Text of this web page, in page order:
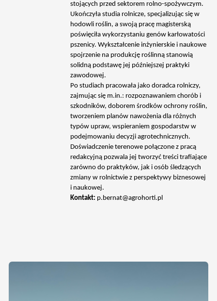
stojących przed sektorem rolno-spożywczym.
Ukończyła studia rolnicze, specjalizując się w
hodowli roślin, a swoją pracę magisterską
poświęciła wykorzystaniu genów karłowatości
pszenicy. Wykształcenie inżynierskie i naukowe
spojrzenie na produkcję roślinną stanowią
solidną podstawę jej późniejszej praktyki
zawodowej.
Po studiach pracowała jako doradca rolniczy,
zajmując się m.in.: rozpoznawaniem chorób i
szkodników, doborem środków ochrony roślin,
tworzeniem planów nawożenia dla różnych
typów upraw, wspieraniem gospodarstw w
podejmowaniu decyzji agrotechnicznych.
Doświadczenie terenowe połączone z pracą
redakcyjną pozwala jej tworzyć treści trafiające
zarówno do praktyków, jak i osób śledzących
zmiany w rolnictwie z perspektywy biznesowej
i naukowej.
Kontakt: p.bernat@agrohorti.pl